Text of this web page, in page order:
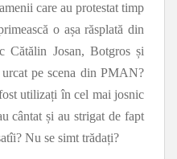
care au protestat timp
o așa răsplată din
Cătălin Josan, Botgros și
pe scena din PMAN?
utilizați în cel mai josnic
cântat și au strigat de fapt
Nu se simt trădați?